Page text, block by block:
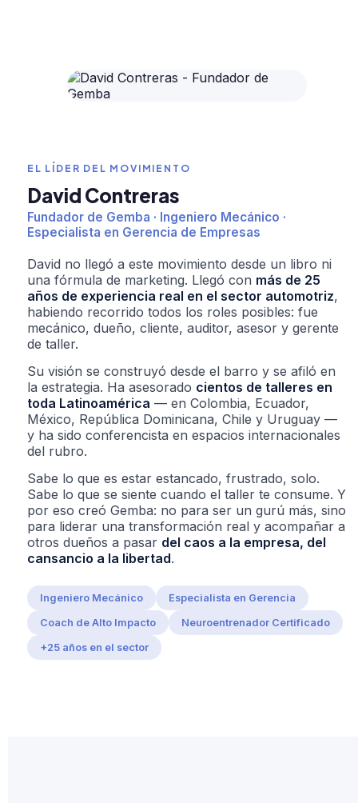
EL LÍDER DEL MOVIMIENTO
David Contreras
Fundador de Gemba · Ingeniero Mecánico ·
Especialista en Gerencia de Empresas
David no llegó a este movimiento desde un libro ni
una fórmula de marketing. Llegó con más de 25
años de experiencia real en el sector automotriz,
habiendo recorrido todos los roles posibles: fue
mecánico, dueño, cliente, auditor, asesor y gerente
de taller.
Su visión se construyó desde el barro y se afiló en
la estrategia. Ha asesorado cientos de talleres en
toda Latinoamérica — en Colombia, Ecuador,
México, República Dominicana, Chile y Uruguay —
y ha sido conferencista en espacios internacionales
del rubro.
Sabe lo que es estar estancado, frustrado, solo.
Sabe lo que se siente cuando el taller te consume. Y
por eso creó Gemba: no para ser un gurú más, sino
para liderar una transformación real y acompañar a
otros dueños a pasar del caos a la empresa, del
cansancio a la libertad.
Ingeniero Mecánico Especialista en Gerencia
Coach de Alto Impacto Neuroentrenador Certificado
+25 años en el sector